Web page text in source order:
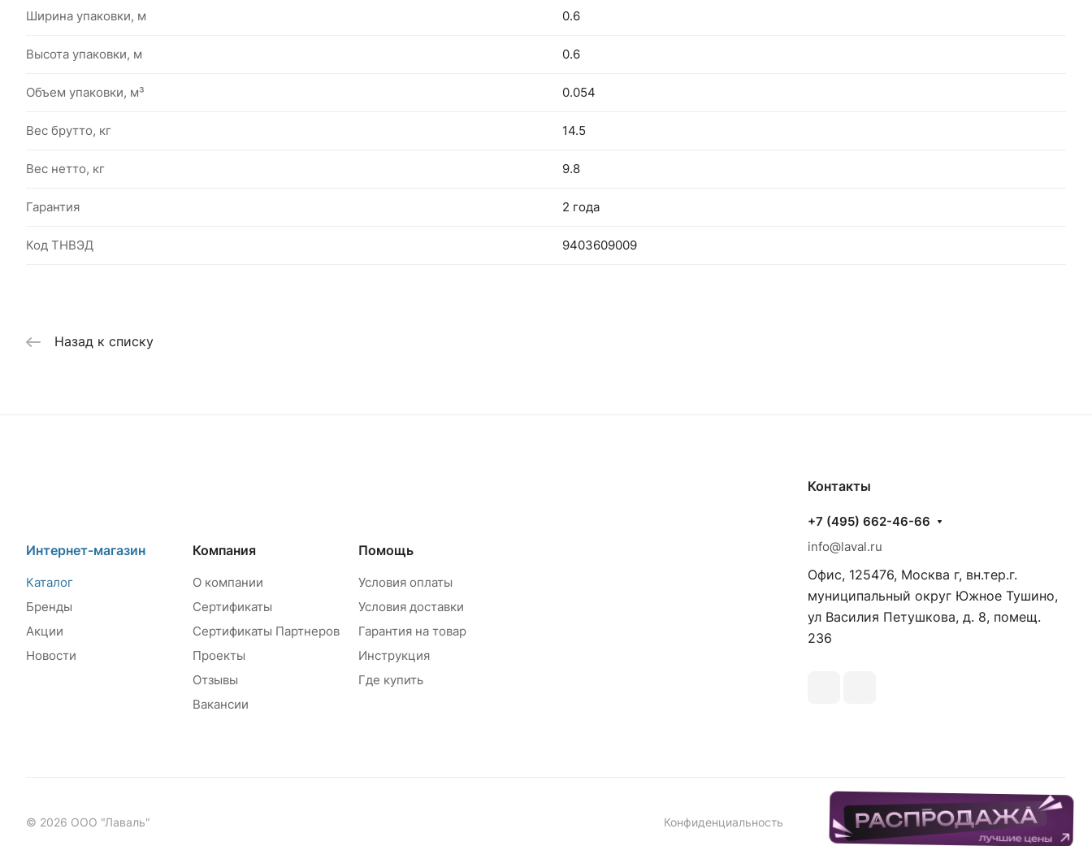
Ширина упаковки, м 0.6
Высота упаковки, м 0.6
Объем упаковки, м³ 0.054
Вес брутто, кг 14.5
Вес нетто, кг 9.8
Гарантия 2 года
Код ТНВЭД 9403609009
Назад к списку
Интернет-магазин
Каталог
Бренды
Акции
Новости
Компания
О компании
Сертификаты
Сертификаты Партнеров
Проекты
Отзывы
Вакансии
Помощь
Условия оплаты
Условия доставки
Гарантия на товар
Инструкция
Где купить
Контакты
+7 (495) 662-46-66
info@laval.ru
Офис, 125476, Москва г, вн.тер.г.
муниципальный округ Южное Тушино,
ул Василия Петушкова, д. 8, помещ.
236
© 2026 ООО "Лаваль" Конфиденциальность